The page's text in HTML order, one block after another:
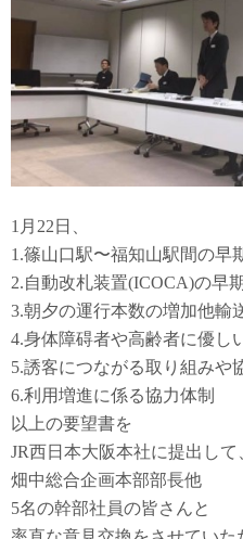
1月22日、
1.篠山口駅〜福知山駅間の早
2.自動改札装置(ICOCA)の早
3.朝夕の運行本数の増加他輸
4.身体障碍者や高齢者に優し
5.誘客につながる取り組みや
6.利用増進に係る協力体制
以上の要望書を
JR西日本大阪本社に提出して
畑中総合企画本部部長他
5名の幹部社員の皆さんと